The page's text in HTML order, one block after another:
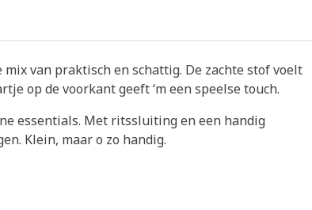
van praktisch en schattig. De zachte stof voelt
op de voorkant geeft ‘m een speelse touch.
essentials. Met ritssluiting en een handig
Klein, maar o zo handig.